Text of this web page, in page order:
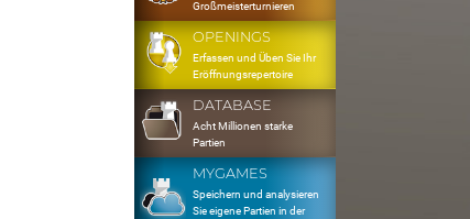
Großmeisterturnieren
OPENINGS
Erfassen und Üben Sie Ihr
Eröffnungsrepertoire
DATABASE
Acht Millionen starke
Partien
MYGAMES
Speichern und analysieren
Sie eigene Partien in der